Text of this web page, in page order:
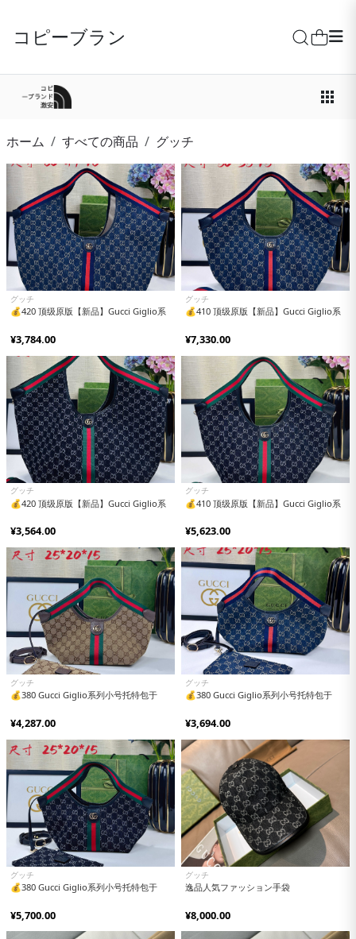
コピーブランド激安
ホーム すべての商品 グッチ
グッチ
💰420 顶级原版【新品】Gucci Giglio系
¥3,784.00
グッチ
💰410 顶级原版【新品】Gucci Giglio系
¥7,330.00
グッチ
💰420 顶级原版【新品】Gucci Giglio系
¥3,564.00
グッチ
💰410 顶级原版【新品】Gucci Giglio系
¥5,623.00
グッチ
💰380 Gucci Giglio系列小号托特包于
¥4,287.00
グッチ
💰380 Gucci Giglio系列小号托特包于
¥3,694.00
グッチ
💰380 Gucci Giglio系列小号托特包于
¥5,700.00
グッチ
逸品人気ファッション手袋
¥8,000.00